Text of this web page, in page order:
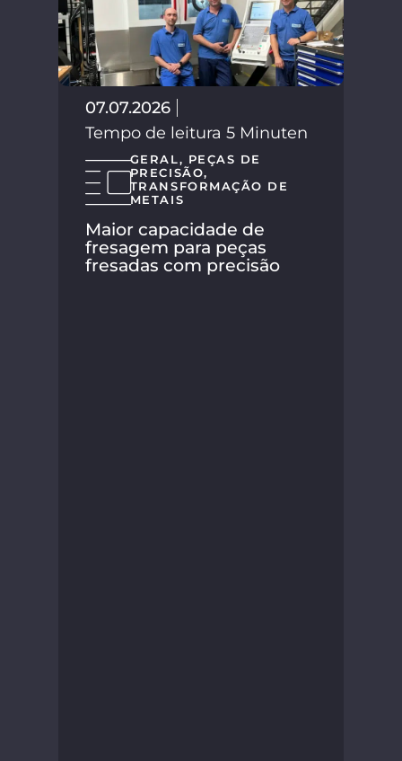
07.07.2026
Tempo de leitura 5 Minuten
GERAL, PEÇAS DE
PRECISÃO,
TRANSFORMAÇÃO DE
METAIS
Maior capacidade de
fresagem para peças
fresadas com precisão